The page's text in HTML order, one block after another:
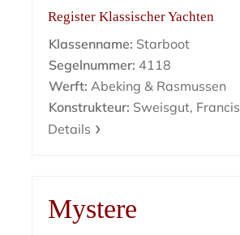
Register Klassischer Yachten
Klassenname: Starboot
Segelnummer: 4118
Werft: Abeking & Rasmussen
Konstrukteur: Sweisgut, Francis
Details
Mystere